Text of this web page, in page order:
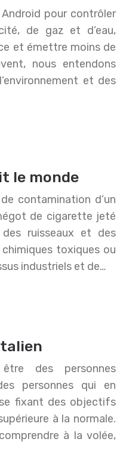
pour contrôler
de gaz et d’eau,
et émettre moins de
nous entendons
et des
le monde
contamination d’un
de cigarette jeté
ruisseaux et des
toxiques ou
industriels et de…
des personnes
personnes qui en
fixant des objectifs
à la normale.
à la volée,